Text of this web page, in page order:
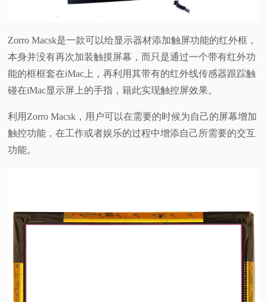
测
视
频
科
验
专
题
Zorro Macsk是一款可以给显示器材添加触屏功能的红外框，
本身并没有再次加装触摸屏幕，而只是通过一个带有红外功
能的框框套在iMac上，再利用其带有的红外线传感器跟踪触
碰在iMac显示屏上的手指，籍此实现触控屏效果。
利用Zorro Macsk，用户可以在需要的时候为自己的屏幕增加
触控功能，在工作或者娱乐的过程中增添自己所需要的交互
功能。